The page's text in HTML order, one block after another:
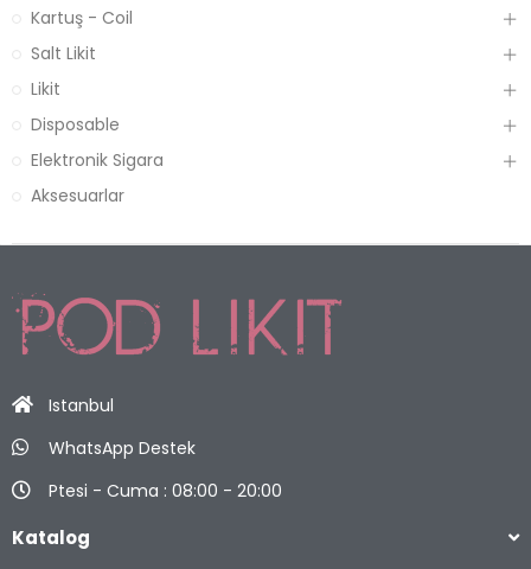
Kartuş - Coil
Salt Likit
Likit
Disposable
Elektronik Sigara
Aksesuarlar
Istanbul
WhatsApp Destek
Ptesi - Cuma : 08:00 - 20:00
Katalog